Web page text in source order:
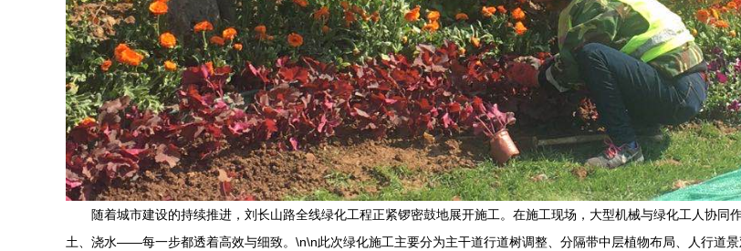
随着城市建设的持续推进，刘长山路全线绿化工程正紧锣密鼓地展开施工。在施工现场，大型机械与绿化工人协
土、浇水——每一步都透着高效与细致。\n\n此次绿化施工主要分为主干道行道树调整、分隔带中层植物布局、人行道